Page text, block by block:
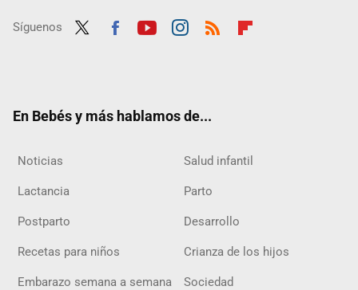
Síguenos
En Bebés y más hablamos de...
Noticias Salud infantil
Lactancia Parto
Postparto Desarrollo
Recetas para niños Crianza de los hijos
Embarazo semana a semana Sociedad